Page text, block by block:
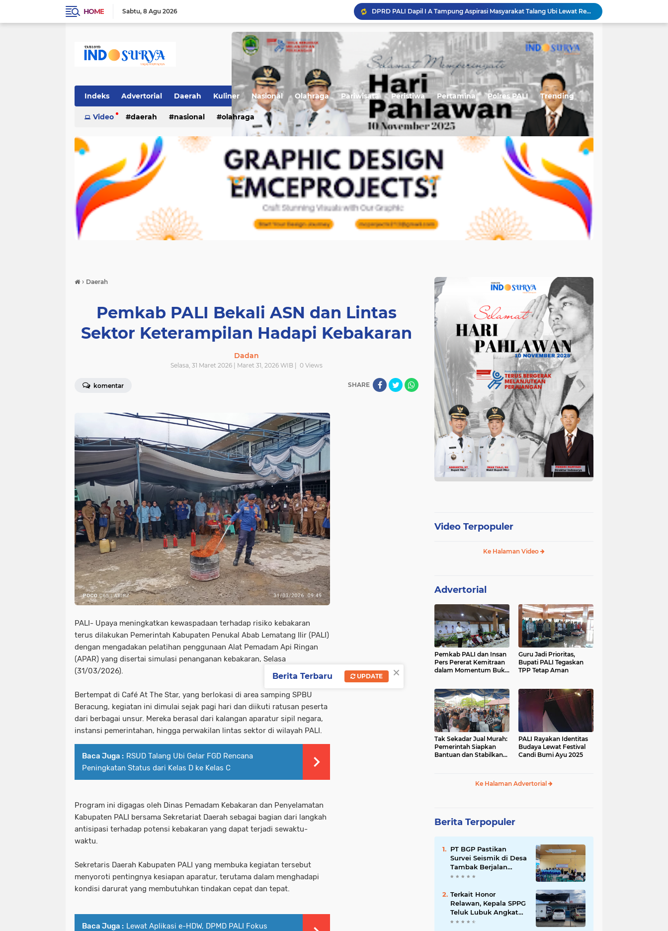
HOME Sabtu 8 Agu 2026
Kurang Sehari Buron, Terduga Pelaku Penikaman Maut di Tempirai Berhasil Dibekuk
Pertamina EP Adera Field Optimalkan Produksi Sumur BNG-080 Lewat Penerapan Teknologi Dual String
Talang Ubi Barat Perkuat Layanan Kesehatan Masyarakat Melalui Posyandu ILP
RSUD Talang Ubi Ingatkan Peserta BPJS Patuhi Jadwal Kontrol, Ini Ketentuan Barunya
Permudah Masyarakat Sampaikan Keluhan, RSUD Talang Ubi Luncurkan Kanal Pengaduan Resmi
Suhartini Sukses Angkat Nilai Pinang, Perempuan Desa Sukakarya Kini Berdaya dan Mandiri
Sumur BNG-080 Jadi Andalan Baru, Pertamina EP Adera Field Terapkan Teknologi Dual String
DPRD PALI Dapil I A Tampung Aspirasi Masyarakat Talang Ubi Lewat Reses Masa Sidang II
Indeks Advertorial Daerah Kuliner Nasional Olahraga Pariwisata Peristiwa Pertamina Polres PALI Trending
Video daerah nasional olahraga
› Daerah
Pemkab PALI Bekali ASN dan Lintas
Sektor Keterampilan Hadapi Kebakaran
Dadan
Selasa, 31 Maret 2026 | Maret 31, 2026 WIB | 0 Views
komentar SHARE
PALI- Upaya meningkatkan kewaspadaan terhadap risiko kebakaran
terus dilakukan Pemerintah Kabupaten Penukal Abab Lematang Ilir (PALI)
dengan mengadakan pelatihan penggunaan Alat Pemadam Api Ringan
(APAR) yang disertai simulasi penanganan kebakaran, Selasa
(31/03/2026).
Bertempat di Café At The Star, yang berlokasi di area samping SPBU
Beracung, kegiatan ini dimulai sejak pagi hari dan diikuti ratusan peserta
dari berbagai unsur. Mereka berasal dari kalangan aparatur sipil negara,
instansi pemerintahan, hingga perwakilan lintas sektor di wilayah PALI.
Baca Juga : RSUD Talang Ubi Gelar FGD Rencana
Peningkatan Status dari Kelas D ke Kelas C
Program ini digagas oleh Dinas Pemadam Kebakaran dan Penyelamatan
Kabupaten PALI bersama Sekretariat Daerah sebagai bagian dari langkah
antisipasi terhadap potensi kebakaran yang dapat terjadi sewaktu-
waktu.
Sekretaris Daerah Kabupaten PALI yang membuka kegiatan tersebut
menyoroti pentingnya kesiapan aparatur, terutama dalam menghadapi
kondisi darurat yang membutuhkan tindakan cepat dan tepat.
Baca Juga : Lewat Aplikasi e-HDW, DPMD PALI Fokus
Video Terpopuler
Ke Halaman Video
Advertorial
Pemkab PALI dan Insan
Pers Pererat Kemitraan
dalam Momentum Buka
Guru Jadi Prioritas,
Bupati PALI Tegaskan
TPP Tetap Aman
Tak Sekadar Jual Murah:
Pemerintah Siapkan
Bantuan dan Stabilkan
PALI Rayakan Identitas
Budaya Lewat Festival
Candi Bumi Ayu 2025
Ke Halaman Advertorial
Berita Terpopuler
PT BGP Pastikan
Survei Seismik di Desa
Tambak Berjalan
Transparan dan
Terkait Honor
Relawan, Kepala SPPG
Teluk Lubuk Angkat
Bicara
×
Berita Terbaru UPDATE